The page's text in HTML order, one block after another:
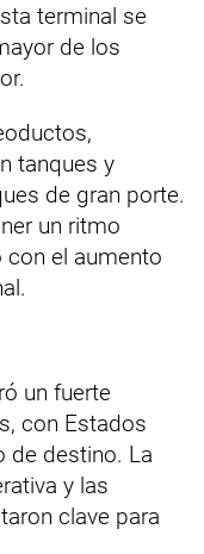
terminal se
de los
tanques y
de gran porte.
un ritmo
con el aumento
un fuerte
con Estados
de destino. La
y las
clave para